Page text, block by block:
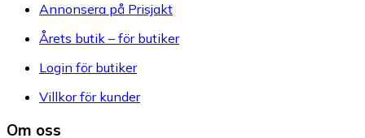
Annonsera på Prisjakt
Årets butik – för butiker
Login för butiker
Villkor för kunder
Om oss